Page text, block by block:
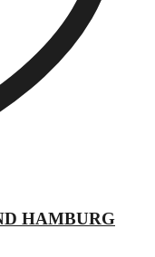
HAMBURG